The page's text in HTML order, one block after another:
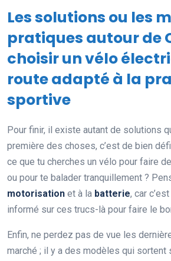
Les solutions ou les
pratiques autour de
choisir un vélo
route adapté à la
sportive
Pour finir, il existe autant de solutions
première des choses, c’est de bien
ce que tu cherches un vélo pour faire
ou pour te balader tranquillement ?
motorisation et à la batterie, car
informé sur ces trucs-là pour faire le
Enfin, ne perdez pas de vue les
marché ; il y a des modèles qui sortent